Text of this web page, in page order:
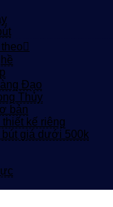
Đạo
Thủy
bản
kế riêng
bút giá dưới 500k